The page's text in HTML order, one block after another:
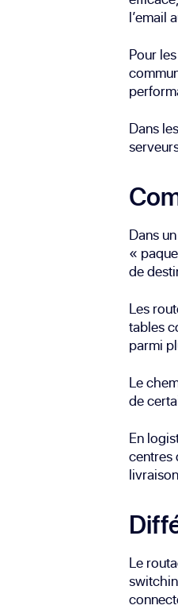
l’email
Pour
Dans
Dans
«
de
Les
tables
parmi
Le
de
En
centres
Le